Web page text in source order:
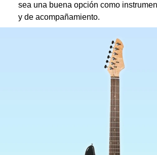
sea una buena opción como
y de acompañamiento.